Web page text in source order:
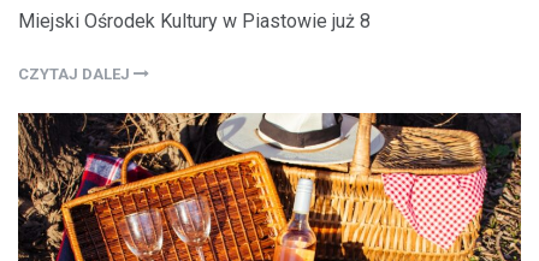
Miejski Ośrodek Kultury w Piastowie już 8
CZYTAJ DALEJ